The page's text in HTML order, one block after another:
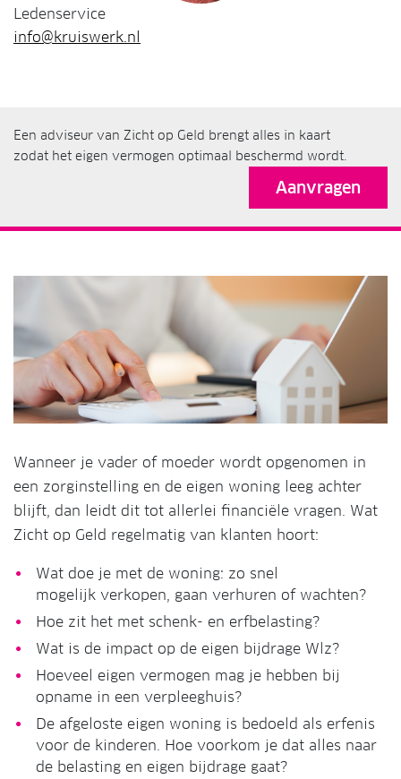
Ledenservice
info@kruiswerk.nl
Een adviseur van Zicht op Geld brengt alles in kaart
zodat het eigen vermogen optimaal beschermd wordt.
Aanvragen
Wanneer je vader of moeder wordt opgenomen in
een zorginstelling en de eigen woning leeg achter
blijft, dan leidt dit tot allerlei financiële vragen. Wat
Zicht op Geld regelmatig van klanten hoort:
Wat doe je met de woning: zo snel
mogelijk verkopen, gaan verhuren of wachten?
Hoe zit het met schenk- en erfbelasting?
Wat is de impact op de eigen bijdrage Wlz?
Hoeveel eigen vermogen mag je hebben bij
opname in een verpleeghuis?
De afgeloste eigen woning is bedoeld als erfenis
voor de kinderen. Hoe voorkom je dat alles naar
de belasting en eigen bijdrage gaat?